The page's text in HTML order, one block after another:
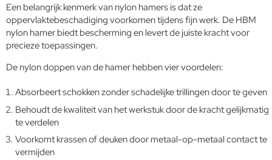
Een belangrijk kenmerk van nylon hamers is dat ze
oppervlaktebeschadiging voorkomen tijdens fijn werk. De HBM
nylon hamer biedt bescherming en levert de juiste kracht voor
precieze toepassingen.
De nylon doppen van de hamer hebben vier voordelen:
Absorbeert schokken zonder schadelijke trillingen door te geven
Behoudt de kwaliteit van het werkstuk door de kracht gelijkmatig
te verdelen
Voorkomt krassen of deuken door metaal-op-metaal contact te
vermijden